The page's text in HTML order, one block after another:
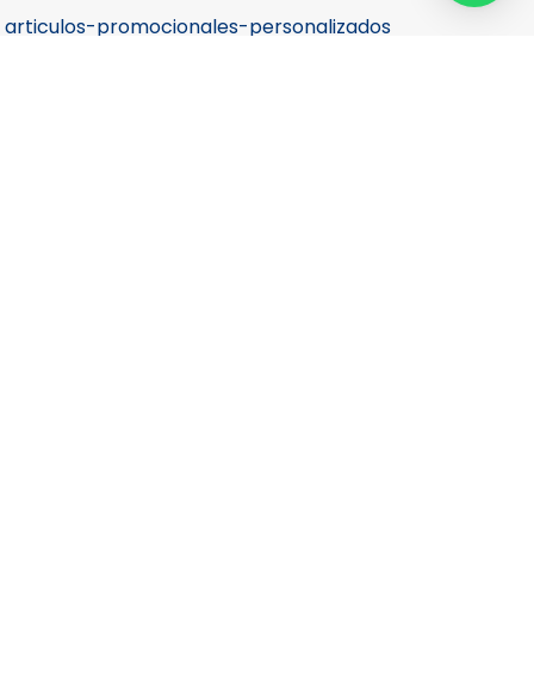
articulos-promocionales-personalizados